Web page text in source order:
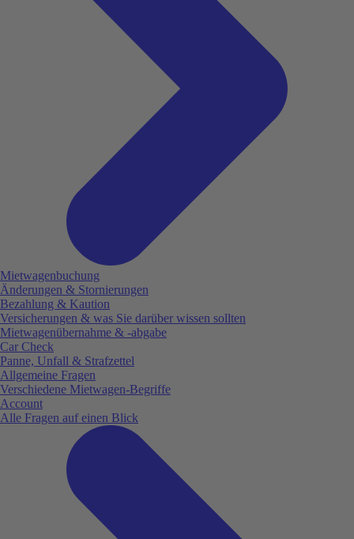
Mietwagenbuchung
Änderungen & Stornierungen
Bezahlung & Kaution
Versicherungen & was Sie darüber wissen sollten
Mietwagenübernahme & -abgabe
Car Check
Panne, Unfall & Strafzettel
Allgemeine Fragen
Verschiedene Mietwagen-Begriffe
Account
Alle Fragen auf einen Blick